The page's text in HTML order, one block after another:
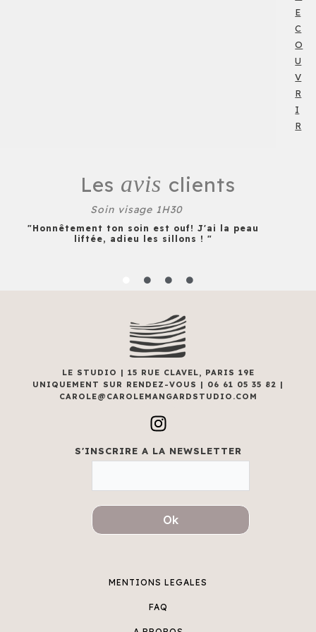
E
C
O
U
V
R
I
R
Les avis clients
Soin visage 1H30
"Honnêtement ton soin est ouf! J'ai la peau
liftée, adieu les sillons ! "
LE STUDIO | 15 RUE CLAVEL, PARIS 19E
UNIQUEMENT SUR RENDEZ-VOUS | 06 61 05 35 82 |
CAROLE@CAROLEMANGARDSTUDIO.COM
I
n
s
t
g
a
S'INSCRIRE A LA NEWSLETTER
Ok
MENTIONS LEGALES
FAQ